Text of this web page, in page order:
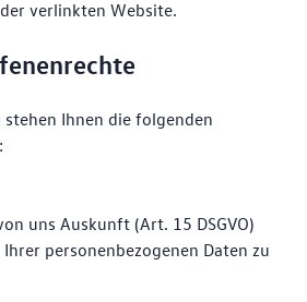
verlinkten Website.
Ihnen die folgenden
uns Auskunft (Art. 15 DSGVO)
personenbezogenen Daten zu